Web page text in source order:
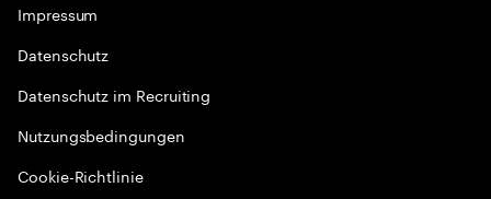
Impressum
Datenschutz
Datenschutz im Recruiting
Nutzungsbedingungen
Cookie-Richtlinie